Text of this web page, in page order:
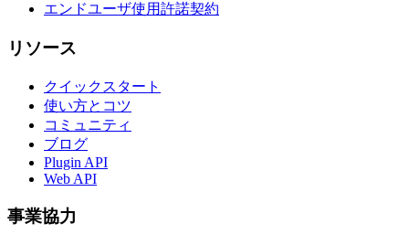
エンドユーザ使用許諾契約
リソース
クイックスタート
使い方とコツ
コミュニティ
ブログ
Plugin API
Web API
事業協力